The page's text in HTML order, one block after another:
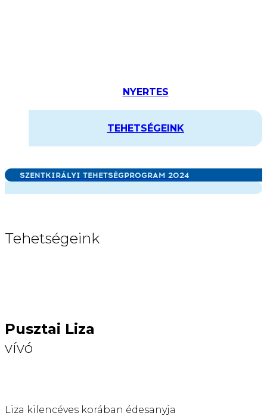
NYERTES
TEHETSÉGEINK
SZENTKIRÁLYI TEHETSÉGPROGRAM 2024
Tehetségeink
Pusztai Liza
vívó
Liza kilencéves korában édesanyja